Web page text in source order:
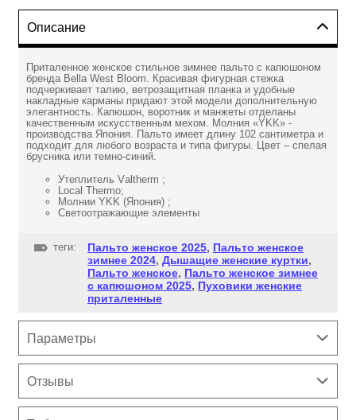
Описание
Приталенное женское стильное зимнее пальто с капюшоном
бренда Bella West Bloom. Красивая фигурная стежка
подчеркивает талию, ветрозащитная планка и удобные
накладные карманы придают этой модели дополнительную
элегантность. Капюшон, воротник и манжеты отделаны
качественным искусственным мехом. Молния «YKK» -
производства Япония. Пальто имеет длину 102 сантиметра и
подходит для любого возраста и типа фигуры. Цвет – спелая
брусника или темно-синий.
Утеплитель Valtherm ;
Local Thermo;
Молнии YKK (Япония) ;
Светоотражающие элементы
теги: Пальто женское 2025, Пальто женское
зимнее 2024, Дышащие женские куртки,
Пальто женское, Пальто женское зимнее
с капюшоном 2025, Пуховики женские
приталенные
Параметры
Отзывы